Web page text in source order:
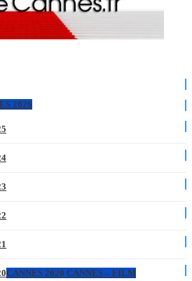
2026
CANNES 2020 CANNES – FILM